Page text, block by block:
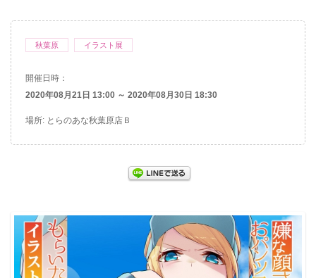
秋葉原 イラスト展
開催日時：
2020年08月21日 13:00 ～ 2020年08月30日 18:30
場所: とらのあな秋葉原店Ｂ